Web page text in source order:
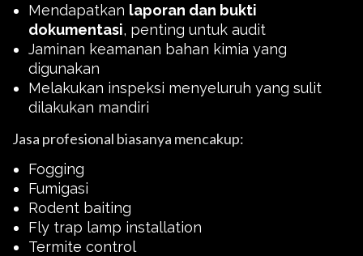
Mendapatkan laporan dan bukti
dokumentasi, penting untuk audit
Jaminan keamanan bahan kimia yang
digunakan
Melakukan inspeksi menyeluruh yang sulit
dilakukan mandiri
Jasa profesional biasanya mencakup:
Fogging
Fumigasi
Rodent baiting
Fly trap lamp installation
Termite control